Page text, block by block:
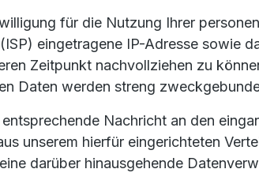
für die Nutzung Ihrer
eingetragene IP-Adresse sowie
Zeitpunkt nachvollziehen zu
Daten werden streng
Nachricht an den
unserem hierfür eingerichteten
darüber hinausgehende